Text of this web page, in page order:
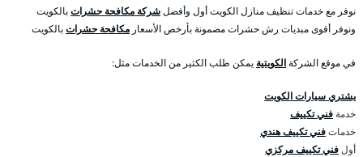
نوفر مع خدمات تنظيف منازل الكويت أول وأفضلشركة مكافحة حشراتبالكويت
ونوفر أقوى مبديات رش حشرات مضمونة بأرخص الأسعار مكافحة حشراتبالكويت
في موقع الشركةالكويتية يمكن طلب الكثير من الخدمات مثل:
يشتري سيارات الكويت
خدمة فني تكييف
خدماتفني تكييف هندي
أولفني تكييف مركزي